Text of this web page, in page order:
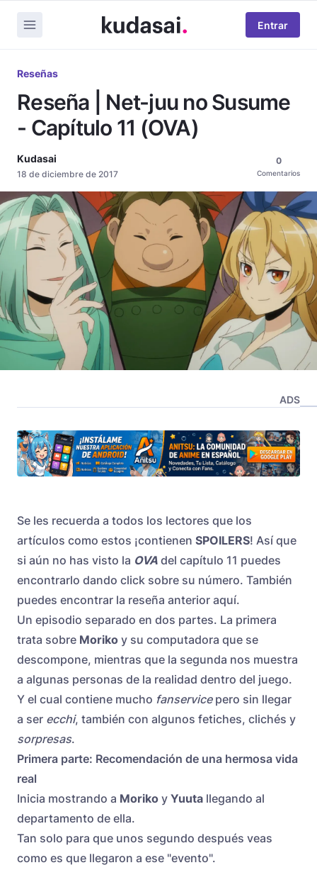
Entrar
Reseñas
Reseña | Net-juu no Susume
- Capítulo 11 (OVA)
Kudasai
18 de diciembre de 2017
0
Comentarios
ADS
Se les recuerda a todos los lectores que los
artículos como estos ¡contienen SPOILERS! Así que
si aún no has visto la OVA del capítulo 11 puedes
encontrarlo dando click sobre su número. También
puedes encontrar la reseña anterior aquí.
Un episodio separado en dos partes. La primera
trata sobre Moriko y su computadora que se
descompone, mientras que la segunda nos muestra
a algunas personas de la realidad dentro del juego.
Y el cual contiene mucho fanservicepero sin llegar
a ser ecchi, también con algunos fetiches, clichés y
sorpresas.
Primera parte: Recomendación de una hermosa vida
real
Inicia mostrando a Moriko y Yuuta llegando al
departamento de ella.
Tan solo para que unos segundo después veas
como es que llegaron a ese "evento".